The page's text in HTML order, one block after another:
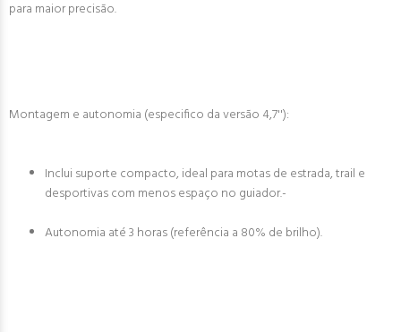
para maior precisão.
Montagem e autonomia (especifico da versão 4,7''):
Inclui suporte compacto, ideal para motas de estrada, trail e
desportivas com menos espaço no guiador.-
Autonomia até 3 horas (referência a 80% de brilho).